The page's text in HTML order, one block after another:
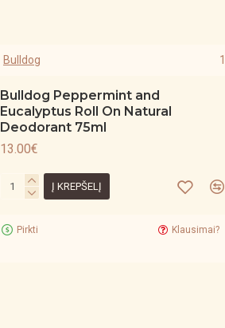
Bulldog 1
Bulldog Peppermint and
Eucalyptus Roll On Natural
Deodorant 75ml
13.00€
Į KREPŠELĮ
Pirkti Klausimai?